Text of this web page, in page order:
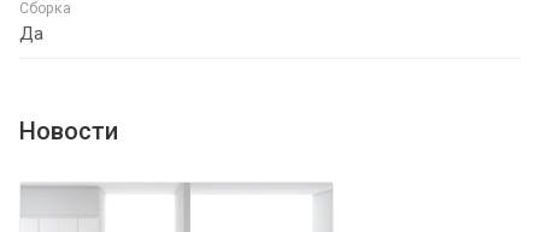
Сборка
Да
Новости